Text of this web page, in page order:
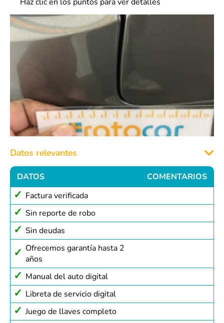
Datos relevantes
DATOS
COMENTARIOS
Factura verificada
Sin reporte de robo
Sin deudas
Ofrecemos garantía hasta 2
años
Manual del auto digital
Libreta de servicio digital
Juego de llaves completo